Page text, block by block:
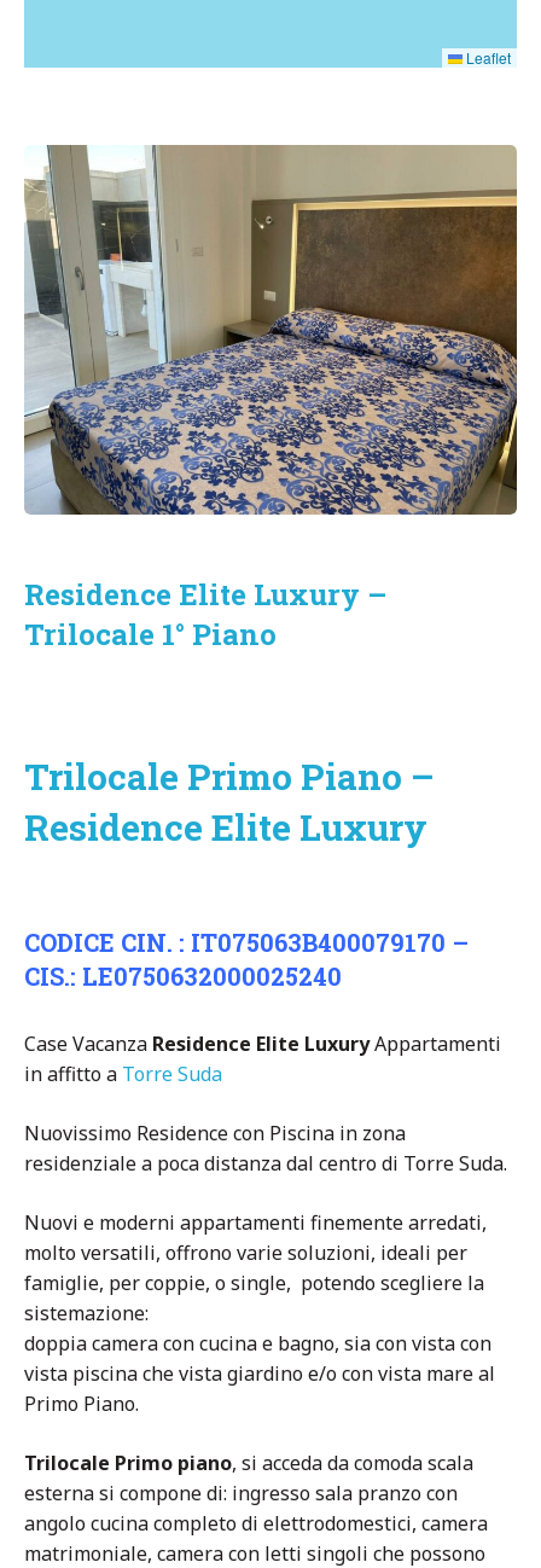
Leaflet
Residence Elite Luxury –
Trilocale 1° Piano
Trilocale Primo Piano –
Residence Elite Luxury
CODICE CIN. : IT075063B400079170 –
CIS.: LE0750632000025240
Case Vacanza Residence Elite LuxuryAppartamenti
in affitto a Torre Suda
Nuovissimo Residence con Piscina in zona
residenziale a poca distanza dal centro di Torre Suda.
Nuovi e moderni appartamenti finemente arredati,
molto versatili, offrono varie soluzioni, ideali per
famiglie, per coppie, o single, potendo scegliere la
sistemazione:
doppia camera con cucina e bagno, sia con vista con
vista piscina che vista giardino e/o con vista mare al
Primo Piano.
Trilocale Primo piano, si acceda da comoda scala
esterna si compone di: ingresso sala pranzo con
angolo cucina completo di elettrodomestici, camera
matrimoniale, camera con letti singoli che possono